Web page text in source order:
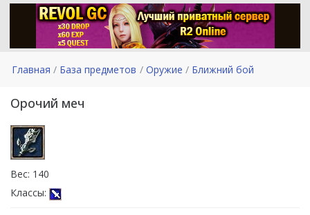
Главная База предметов Оружие Ближний бой
Орочий меч
Вес: 140
Классы: